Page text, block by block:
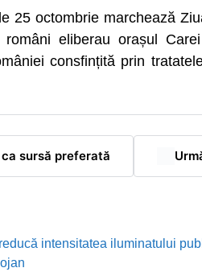
25 octombrie marchează
eliberau orașul
consfințită prin
sursă preferată
intensitatea iluminatului